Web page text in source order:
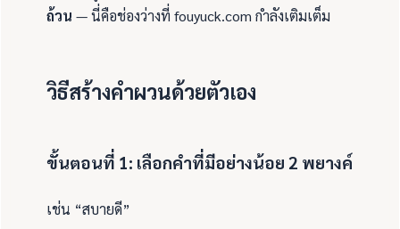
ถ้วน — นี่คือช่องว่างที่ fouyuck.com กำลังเติมเต็ม
วิธีสร้างคำผวนด้วยตัวเอง
ขั้นตอนที่ 1: เลือกคำที่มีอย่างน้อย 2 พยางค์
เช่น “สบายดี”